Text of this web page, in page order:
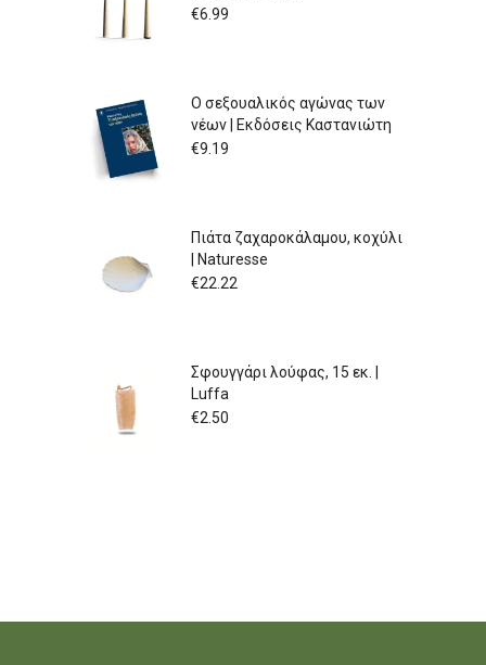
€6.99
Ο σεξουαλικός αγώνας των
νέων | Εκδόσεις Καστανιώτη
€9.19
Πιάτα ζαχαροκάλαμου, κοχύλι
| Naturesse
€22.22
Σφουγγάρι λούφας, 15 εκ. |
Luffa
€2.50